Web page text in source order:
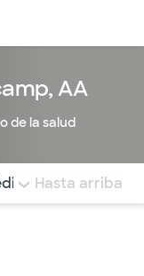
AA
de la salud
a
COMENTARIOS
Hasta arriba